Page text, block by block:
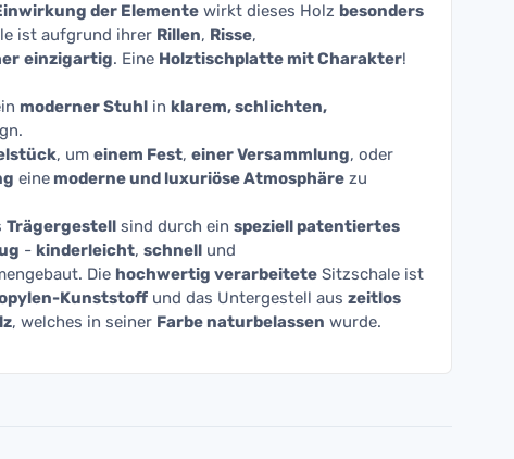
der Elemente wirkt dieses Holz besonders
ist aufgrund ihrer Rillen, Risse,
einzigartig. Eine Holztischplatte mit Charakter!
moderner Stuhl in klarem, schlichten,
, um einem Fest, einer Versammlung, oder
eine moderne und luxuriöse Atmosphäre zu
Trägergestell sind durch ein speziell patentiertes
- kinderleicht, schnell und
Die hochwertig verarbeitete Sitzschale ist
Kunststoff und das Untergestell aus zeitlos
, welches in seiner Farbe naturbelassen wurde.